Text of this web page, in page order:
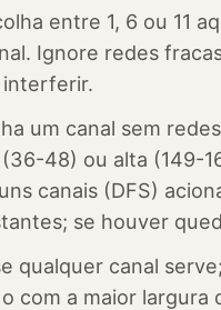
entre 1, 6 ou 11
Ignore redes
interferir.
um canal sem
(36-48) ou alta (149-
canais (DFS)
se houver
qualquer canal
com a maior